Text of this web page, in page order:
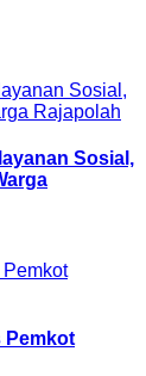
Sosial,
Pemkot